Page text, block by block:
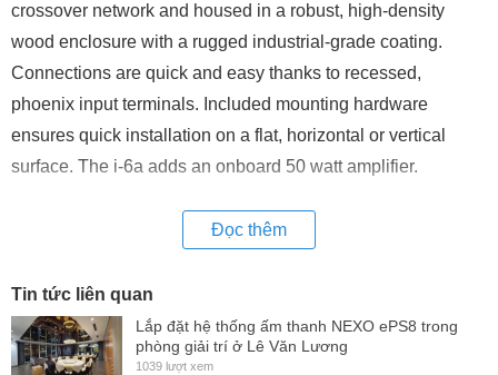
crossover network and housed in a robust, high-density
wood enclosure with a rugged industrial-grade coating.
Connections are quick and easy thanks to recessed,
phoenix input terminals. Included mounting hardware
ensures quick installation on a flat, horizontal or vertical
surface. The i-6a adds an onboard 50 watt amplifier.
i-Class systems are designed for AV contractors seeking a
loudspeakers systems. The i-6 & i-6a combines
professional-grade components and a resonate free wood
enclosure to deliver sonic performance far beyond
Đọc thêm
Tin tức liên quan
Lắp đặt hệ thống ấm thanh NEXO ePS8 trong
phòng giải trí ở Lê Văn Lương
1039 lượt xem